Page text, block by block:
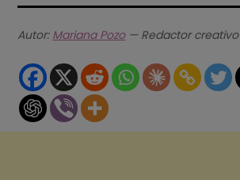
Autor: Mariana Pozo— Redactor creativo